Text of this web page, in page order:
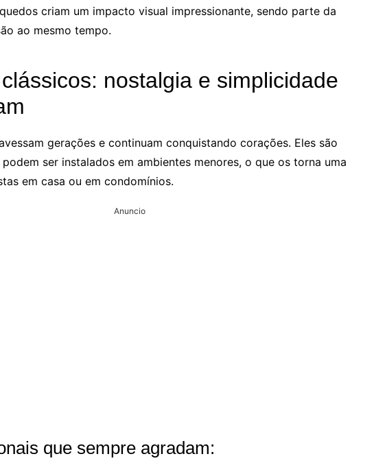
criam um impacto visual impressionante, sendo parte da
ao mesmo tempo.
nostalgia e simplicidade
gerações e continuam conquistando corações. Eles são
ser instalados em ambientes menores, o que os torna uma
em casa ou em condomínios.
Anuncio
que sempre agradam: